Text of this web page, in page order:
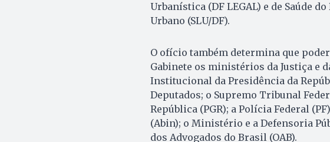
Urbanística (DF LEGAL) e de Saúde
Urbano (SLU/DF).
O ofício também determina que
Gabinete os ministérios da Justiça e
Institucional da Presidência da
Deputados; o Supremo Tribunal
República (PGR); a Polícia Federal
(Abin); o Ministério e a Defensoria
dos Advogados do Brasil (OAB).